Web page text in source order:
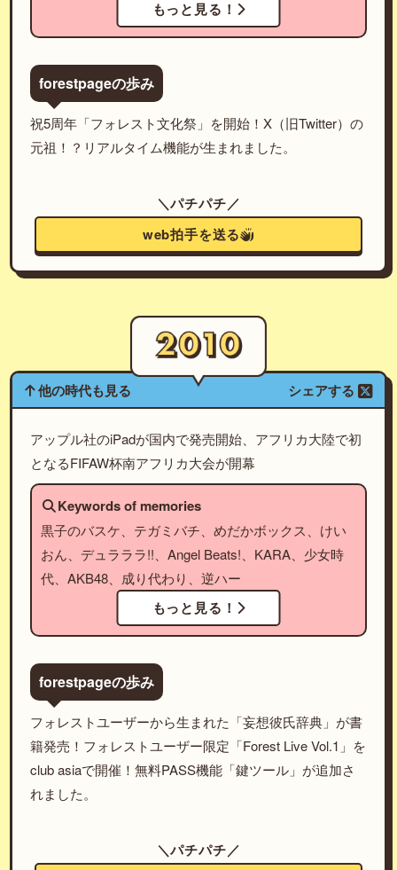
もっと見る！
forestpageの歩み
祝5周年「フォレスト文化祭」を開始！X（旧Twitter）の
元祖！？リアルタイム機能が生まれました。
＼パチパチ／
web拍手を送る
他の時代も見る シェアする
アップル社のiPadが国内で発売開始、アフリカ大陸で初
となるFIFAW杯南アフリカ大会が開幕
Keywords of memories
黒子のバスケ、テガミバチ、めだかボックス、けい
おん、デュラララ!!、Angel Beats!、KARA、少女時
代、AKB48、成り代わり、逆ハー
もっと見る！
forestpageの歩み
フォレストユーザーから生まれた「妄想彼氏辞典」が書
籍発売！フォレストユーザー限定「Forest Live Vol.1」を
club asiaで開催！無料PASS機能「鍵ツール」が追加さ
れました。
＼パチパチ／